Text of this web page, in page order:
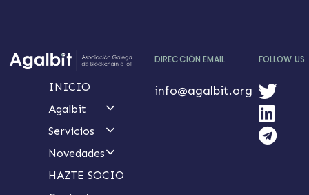
INICIO
Agalbit
Servicios
Novedades
HAZTE SOCIO
DIRECCIÓN EMAIL
info@agalbit.org
FOLLOW US